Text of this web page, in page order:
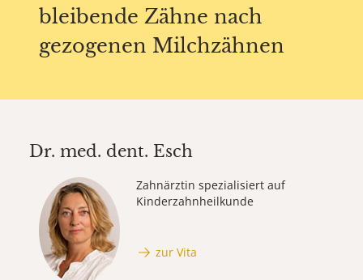
bleibende Zähne nach
gezogenen Milchzähnen
Dr. med. dent. Esch
Zahnärztin spezialisiert auf
Kinderzahnheilkunde
zur Vita